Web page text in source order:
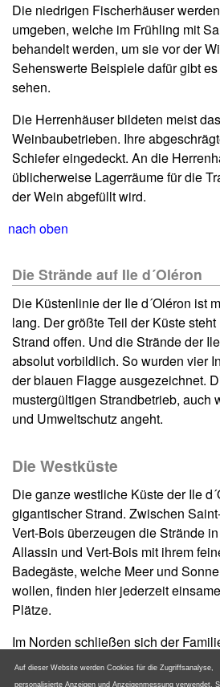
Die niedrigen Fischerhäuser
umgeben, welche im Frühling mit
behandelt werden, um sie vor der
Sehenswerte Beispiele dafür gibt
sehen.
Die Herrenhäuser bildeten meist
Weinbaubetrieben. Ihre
Schiefer eingedeckt. An die
üblicherweise Lagerräume für die
der Wein abgefüllt wird.
nach oben
Die Strände auf Ile d´Oléron
Die Küstenlinie der Ile d´Oléron ist
lang. Der größte Teil der Küste
Strand offen. Und die Strände der
absolut vorbildlich. So wurden vier
der blauen Flagge ausgezeichnet.
mustergültigen Strandbetrieb, auch
und Umweltschutz angeht.
Die Westküste
Die ganze westliche Küste der Ile
gigantischer Strand. Zwischen
Vert-Bois überzeugen die Strände
Allassin und Vert-Bois mit ihrem
Badegäste, welche Meer und
wollen, finden hier jederzeit
Plätze.
Im Norden schließen sich der
sowie Dables Vignier, Domino de
an. Letztere drei eignen sich eher
Auf dieser Website werden Cookies für die Zugriffsanalyse,
personalisierte Anzeigen und Anzeigenmessung verwendet.